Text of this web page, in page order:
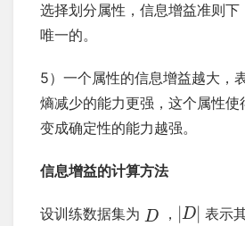
选择划分属性，信息增益准则下
唯一的。
5）一个属性的信息增益越大，
熵减少的能力更强，这个属性使
变成确定性的能力越强。
信息增益的计算方法
设训练数据集为 D ， |D| 表示